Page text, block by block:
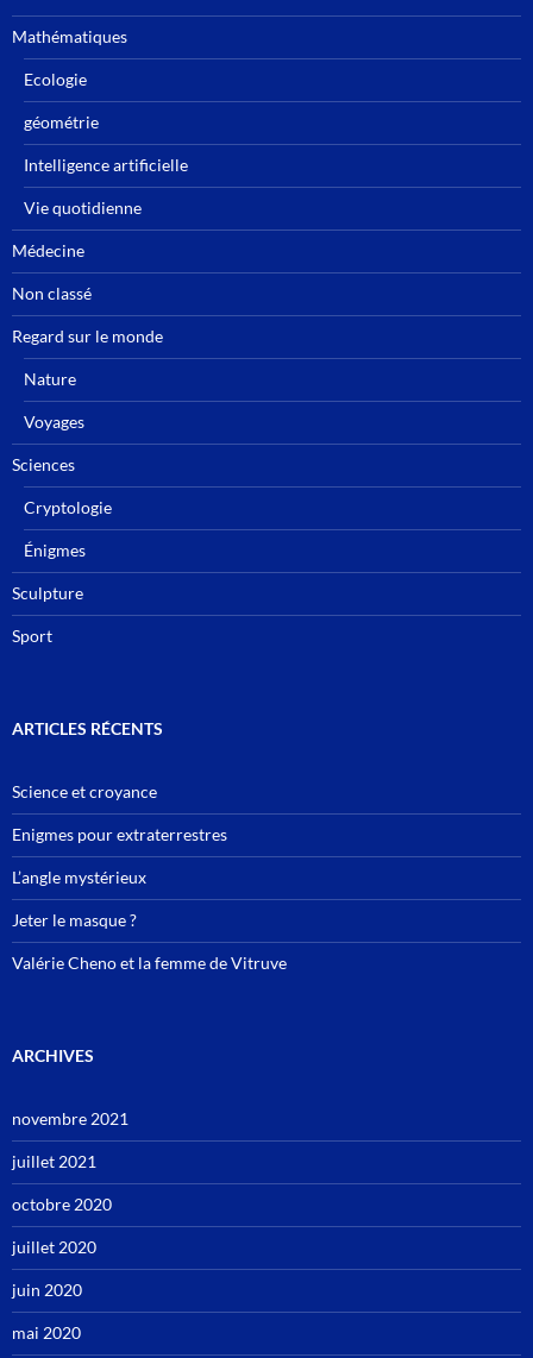
Mathématiques
Ecologie
géométrie
Intelligence artificielle
Vie quotidienne
Médecine
Non classé
Regard sur le monde
Nature
Voyages
Sciences
Cryptologie
Énigmes
Sculpture
Sport
ARTICLES RÉCENTS
Science et croyance
Enigmes pour extraterrestres
L’angle mystérieux
Jeter le masque ?
Valérie Cheno et la femme de Vitruve
ARCHIVES
novembre 2021
juillet 2021
octobre 2020
juillet 2020
juin 2020
mai 2020